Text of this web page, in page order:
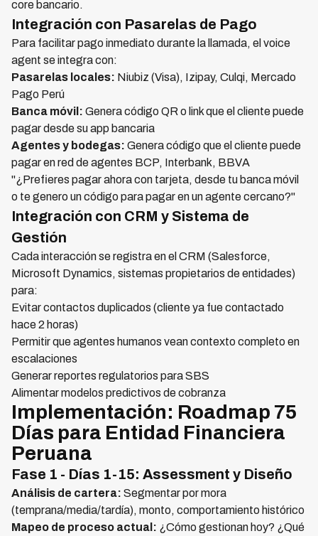
core bancario.
Integración con Pasarelas de Pago
Para facilitar pago inmediato durante la llamada, el voice
agent se integra con:
Pasarelas locales: Niubiz (Visa), Izipay, Culqi, Mercado
Pago Perú
Banca móvil: Genera código QR o link que el cliente puede
pagar desde su app bancaria
Agentes y bodegas: Genera código que el cliente puede
pagar en red de agentes BCP, Interbank, BBVA
"¿Prefieres pagar ahora con tarjeta, desde tu banca móvil
o te genero un código para pagar en un agente cercano?"
Integración con CRM y Sistema de
Gestión
Cada interacción se registra en el CRM (Salesforce,
Microsoft Dynamics, sistemas propietarios de entidades)
para:
Evitar contactos duplicados (cliente ya fue contactado
hace 2 horas)
Permitir que agentes humanos vean contexto completo en
escalaciones
Generar reportes regulatorios para SBS
Alimentar modelos predictivos de cobranza
Implementación: Roadmap 75
Días para Entidad Financiera
Peruana
Fase 1 - Días 1-15: Assessment y Diseño
Análisis de cartera: Segmentar por mora
(temprana/media/tardía), monto, comportamiento histórico
Mapeo de proceso actual: ¿Cómo gestionan hoy? ¿Qué